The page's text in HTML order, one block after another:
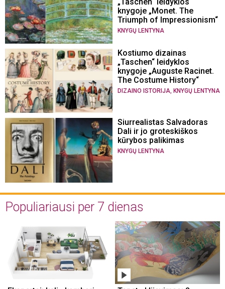
knygoje „Monet. The
Triumph of Impressionism“
KNYGŲ LENTYNA
Kostiumo dizainas
„Taschen“ leidyklos
knygoje „Auguste Racinet.
The Costume History“
DIZAINO ISTORIJA KNYGŲ LENTYNA
Siurrealistas Salvadoras
Dali ir jo groteskiškos
kūrybos palikimas
KNYGŲ LENTYNA
Populiariausi per 7 dienas